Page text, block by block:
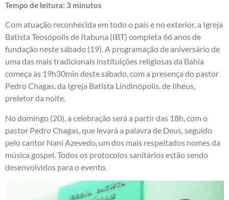
Tempo de leitura: 3 minutos
Com atuação reconhecida em todo o país e no exterior, a Igreja
Batista Teosópolis de Itabuna (IBT) completa 66 anos de
fundação neste sábado (19). A programação de aniversário de
uma das mais tradicionais instituições religiosas da Bahia
começa às 19h30min deste sábado, com a presença do pastor
Pedro Chagas, da Igreja Batista Lindinópolis, de Ilhéus,
preletor da noite.
No domingo (20), a celebração será a partir das 18h, com o
pastor Pedro Chagas, que levará a palavra de Deus, seguido
pelo cantor Nani Azevedo, um dos mais respeitados nomes da
música gospel. Todos os protocolos sanitários estão sendo
desenvolvidos para o evento.